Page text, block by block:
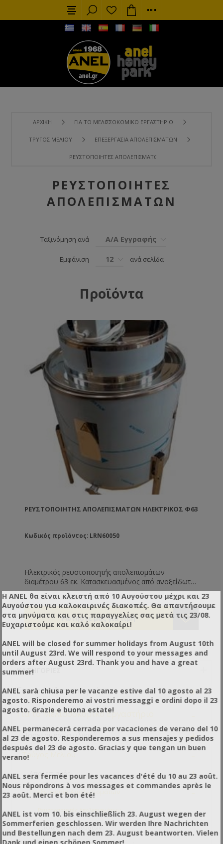
ΑΡΧΙΚΉ ΓΙΑ ΤΟ ΜΕΛΙΣΣΟΚΟΜΙΚΌ ΕΡΓΑΣΤΉΡΙΟ
ΤΡΎΓΟΣ ΜΕΛΙΟΎ ΕΠΕΞΕΡΓΑΣΊΑ ΑΠΟΛΕΠΙΣΜΆΤΩΝ
ΡΕΥΣΤΟΠΟΙΗΤΈΣ ΑΠΟΛΕΠΙΣΜΆΤΩΝ
ΡΕΥΣΤΟΠΟΙΗΤΈΣ
ΑΠΟΛΕΠΙΣΜΆΤΩΝ
Ταξινόμηση ανά Α/Α Εγγραφής
Εμφάνιση 12 ανά σελίδα
Προϊόντα
ΡΕΥΣΤΟΠΟΙΗΤΉΣ ΑΠΟΛΕΠΙΣΜΆΤΩΝ ΗΛΕΚΤΡΙΚΌΣ Φ63
Κωδικός προϊόντος: LRN60050
Ηλεκτρικός ρευστοποιητής απολεπισμάτων
διαμέτρου 63 εκ. Κατασκευασμένος από ανοξείδωτο
ατσάλι. Λειτουργεί με θερμό αέρα και διαθέτει
θερμοστάτη για ρύθμιση της επιθυμητής
θερμοκρασίας. Εσωτερικά διαθέτει ανοξείδωτο
διάτρητο τύμπανο για αποστράγγιση και ανοξείδωτη
κάνουλα στον πάτο.
ΚΑΤΗΓΟΡΊΕΣ
Για το Μελισσοκομείο +
Για το Μελισσοκομικό Εργαστήριο
Προετοιμασία υλικού +
Τρύγος Μελιού -
Απολεπισμός +
Επεξεργασία Απολεπισμάτων -
Ρευστοποιητές Απολεπισμάτων
Στίφτες Απολεπισμάτων
Η ANEL θα είναι κλειστή από 10 Αυγούστου μέχρι και 23
Αυγούστου για καλοκαιρινές διακοπές. Θα απαντήσουμε
στα μηνύματα και στις παραγγελίες σας μετά τις 23/08.
Ευχαριστούμε και καλό καλοκαίρι!
ANEL will be closed for summer holidays from August 10th
until August 23rd. We will respond to your messages and
orders after August 23rd. Thank you and have a great
summer!
ANEL sarà chiusa per le vacanze estive dal 10 agosto al 23
agosto. Risponderemo ai vostri messaggi e ordini dopo il 23
agosto. Grazie e buona estate!
ANEL permanecerá cerrada por vacaciones de verano del 10
al 23 de agosto. Responderemos a sus mensajes y pedidos
después del 23 de agosto. Gracias y que tengan un buen
verano!
ANEL sera fermée pour les vacances d'été du 10 au 23 août.
Nous répondrons à vos messages et commandes après le
23 août. Merci et bon été!
ANEL ist vom 10. bis einschließlich 23. August wegen der
Sommerferien geschlossen. Wir werden Ihre Nachrichten
und Bestellungen nach dem 23. August beantworten. Vielen
Dank und einen schönen Sommer!